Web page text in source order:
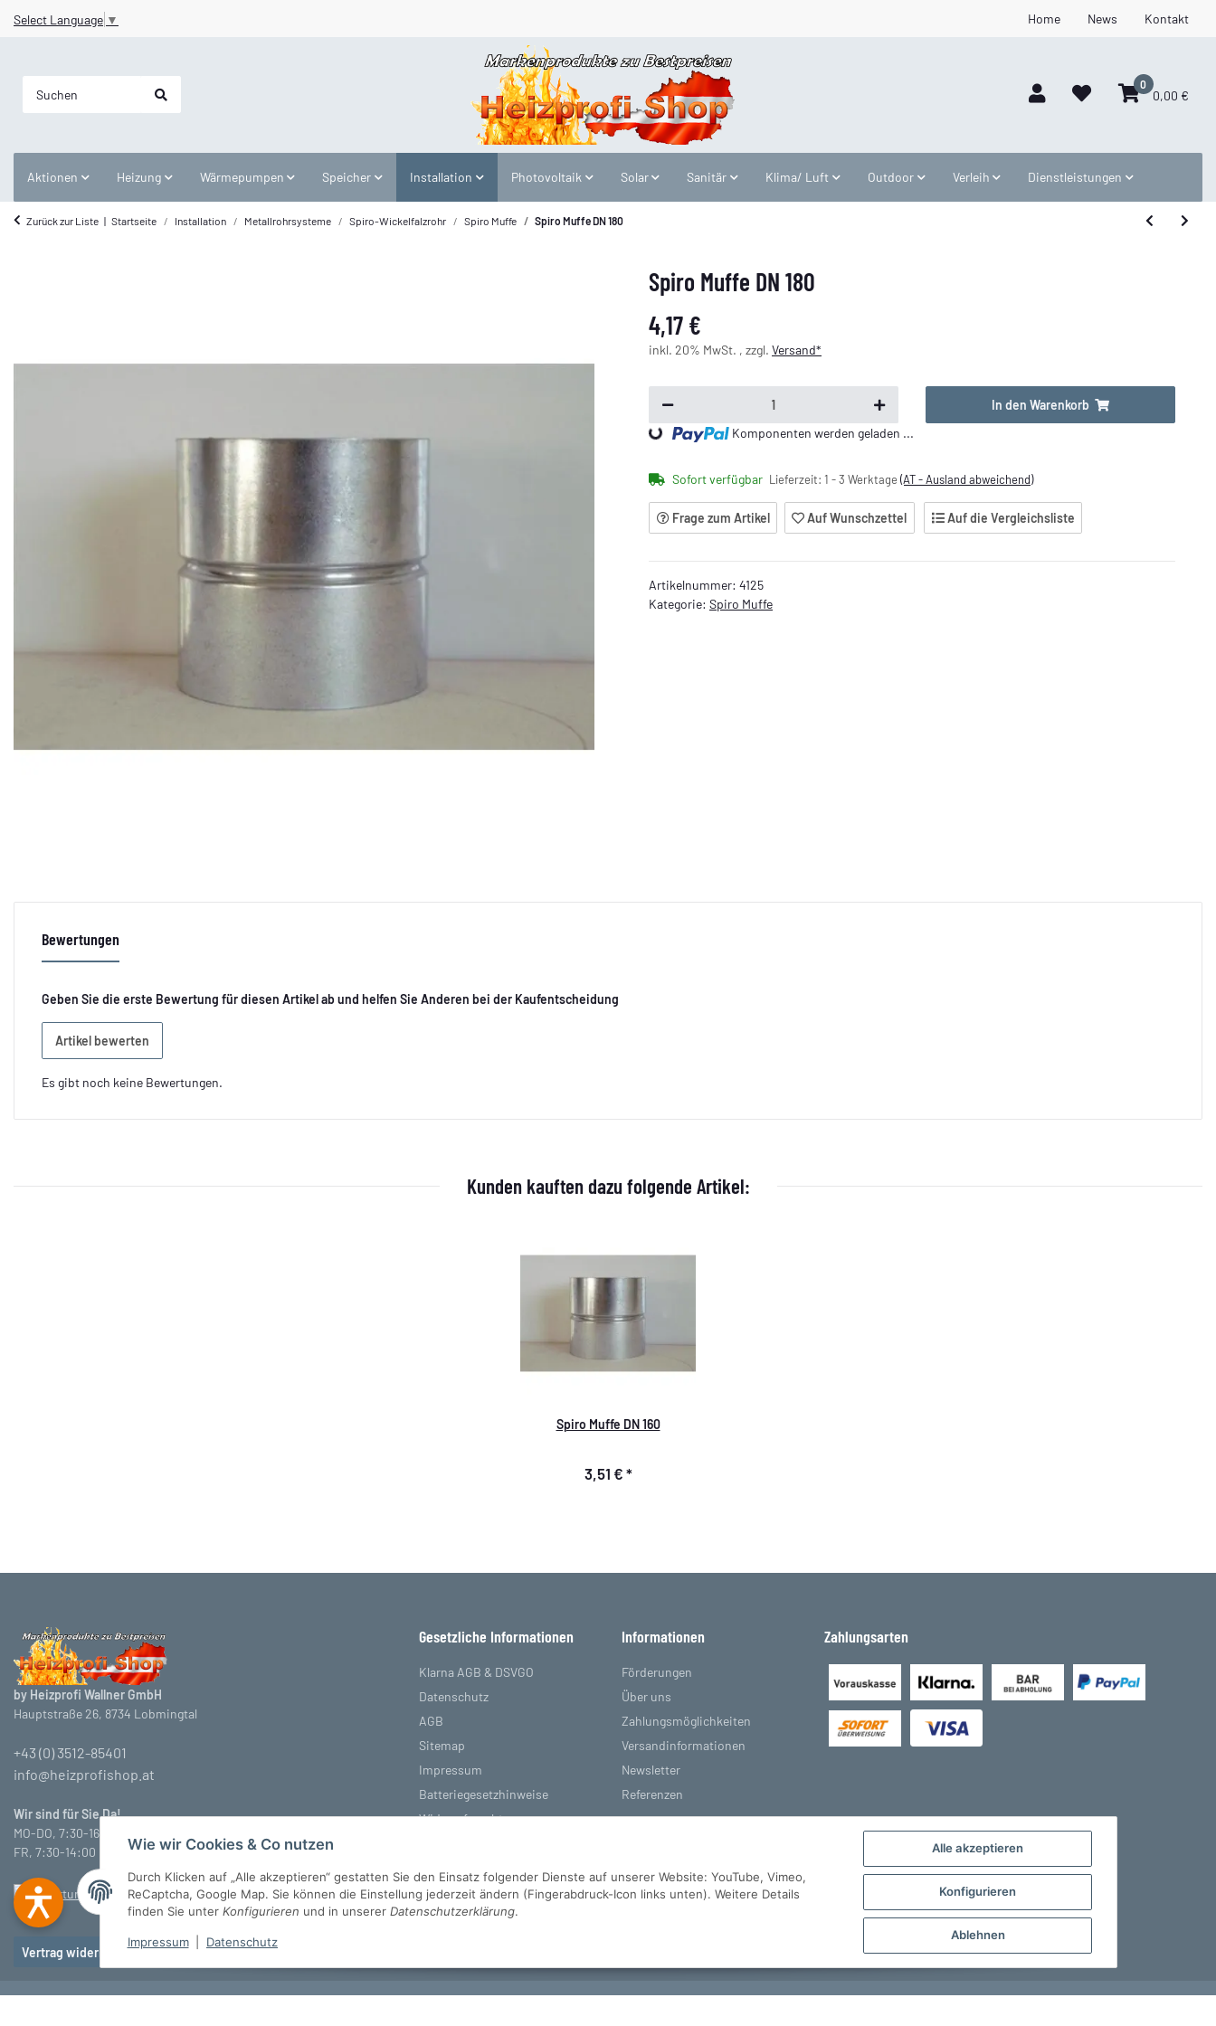
Alle akzeptieren
Konfigurieren
Ablehnen
Wie wir Cookies & Co nutzen
Durch Klicken auf „Alle akzeptieren“ gestatten Sie den Einsatz folgender Dienste auf unserer Website: YouTube, Vimeo,
ReCaptcha, Google Map. Sie können die Einstellung jederzeit ändern (Fingerabdruck-Icon links unten). Weitere Details
finden Sie unter Konfigurieren und in unserer Datenschutzerklärung.
Impressum Datenschutz
Home News Kontakt
Select Language ▼
0
0,00 €
Aktionen Heizung Wärmepumpen Speicher Installation Photovoltaik Solar Sanitär Klima/ Luft Outdoor Verleih Dienstleistungen
Zurück zur Liste Startseite Installation Metallrohrsysteme Spiro-Wickelfalzrohr Spiro Muffe Spiro Muffe DN 180
Spiro Muffe DN 180
4,17 €
inkl. 20% MwSt. , zzgl. Versand*
In den Warenkorb
Loading... Komponenten werden geladen ...
Sofort verfügbar Lieferzeit: 1 - 3 Werktage (AT - Ausland abweichend)
Frage zum Artikel Auf Wunschzettel Auf die Vergleichsliste
Artikelnummer: 4125
Kategorie: Spiro Muffe
Bewertungen
Geben Sie die erste Bewertung für diesen Artikel ab und helfen Sie Anderen bei der Kaufentscheidung
Artikel bewerten
Es gibt noch keine Bewertungen.
Kunden kauften dazu folgende Artikel:
Spiro Muffe DN 160
3,51 € *
by Heizprofi Wallner GmbH
Hauptstraße 26, 8734 Lobmingtal
+43 (0) 3512-85401
info@heizprofishop.at
Wir sind für Sie Da!
MO-DO, 7:30-16:30 Uhr
FR, 7:30-14:00 Uhr
Gesetzliche Informationen
Klarna AGB & DSVGO
Datenschutz
AGB
Sitemap
Impressum
Batteriegesetzhinweise
Widerrufsrecht
Informationen
Förderungen
Über uns
Zahlungsmöglichkeiten
Versandinformationen
Newsletter
Referenzen
Zahlungsarten
Vertrag widerrufen